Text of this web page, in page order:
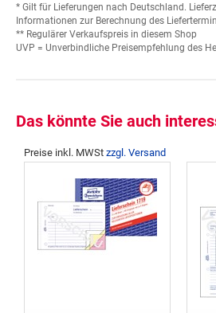
* Gilt für Lieferungen nach Deutschland.
Informationen zur Berechnung des
** Regulärer Verkaufspreis in diesem Shop
UVP = Unverbindliche Preisempfehlung des
Das könnte Sie auch
Preise inkl. MWSt zzgl. Versand